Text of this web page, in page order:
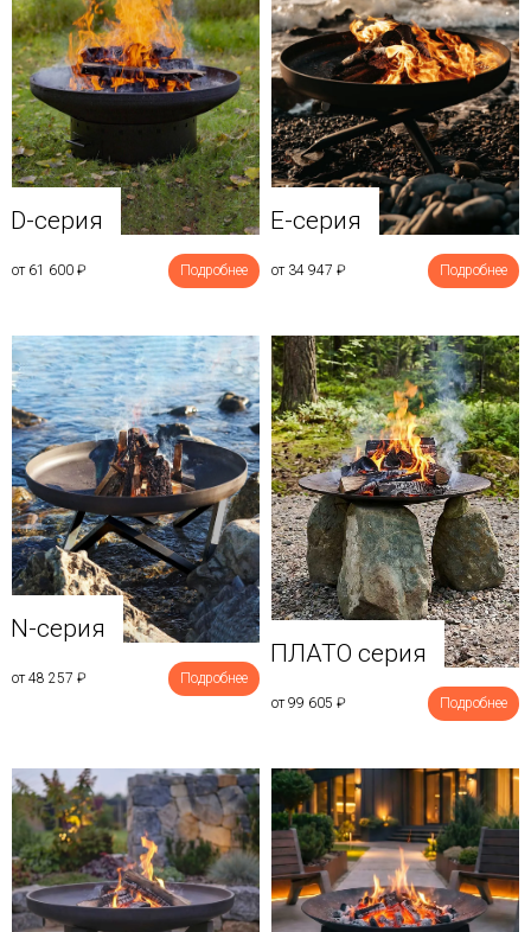
D-серия
от 61 600 ₽ Подробнее
E-серия
от 34 947 ₽ Подробнее
N-серия
от 48 257 ₽ Подробнее
ПЛАТО серия
от 99 605 ₽ Подробнее